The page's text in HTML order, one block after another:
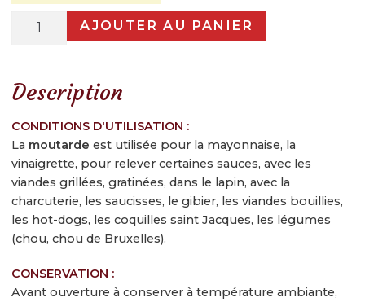
Qui sommes-nous ?
Fabrication de la choucroute
Recettes et conseils
Nos recettes
Nos conseils et astuces
Actualités
Contactez-nous
quantité
Douce
d'Alsace
AJOUTER AU PANIER
Description
CONDITIONS D'UTILISATION :
La moutarde est utilisée pour la mayonnaise, la
vinaigrette, pour relever certaines sauces, avec les
viandes grillées, gratinées, dans le lapin, avec la
charcuterie, les saucisses, le gibier, les viandes bouillies,
les hot-dogs, les coquilles saint Jacques, les légumes
(chou, chou de Bruxelles).
CONSERVATION :
Avant ouverture à conserver à température ambiante,